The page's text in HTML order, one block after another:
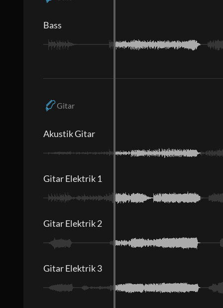
Bass
Gitar
Akustik Gitar
Gitar Elektrik 1
Gitar Elektrik 2
Gitar Elektrik 3